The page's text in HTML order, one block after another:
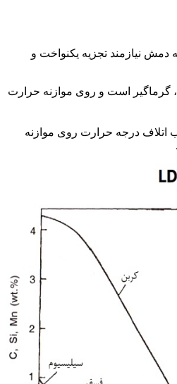
دمش نیازمند تجزیه یکنواخت و
، گرماگیر است و روی موازنه حرارت
درجه حرارت روی موازنه